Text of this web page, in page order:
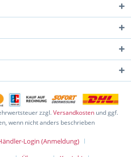
zzgl.Versandkosten und ggf.
wenn nicht anders beschrieben
Login (Anmeldung)